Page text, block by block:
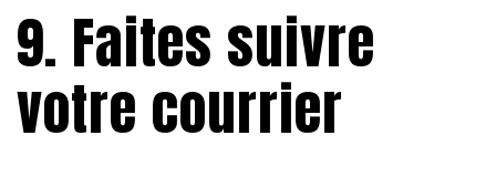
9. Faites suivre
votre courrier